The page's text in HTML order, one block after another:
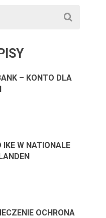
– KONTO DLA
IKE W NATIONALE
OCHRONA